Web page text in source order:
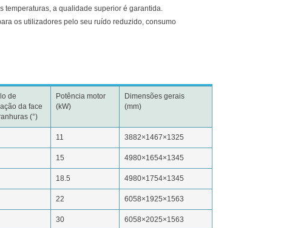
temperaturas, a qualidade superior é garantida.
os utilizadores pelo seu ruído reduzido, consumo
de
da face
(°)
Potência motor
(kW)
Dimensões gerais
(mm)
11 3882×1467×1325
15 4980×1654×1345
18.5 4980×1754×1345
22 6058×1925×1563
30 6058×2025×1563